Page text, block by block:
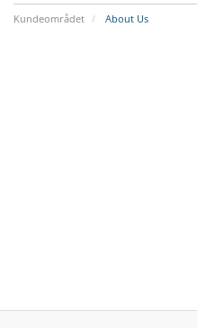
Kundeområdet About Us